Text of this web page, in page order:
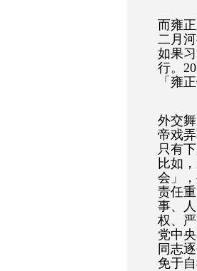
而雍
二月
如果
行。
「雍
外交
帝戏
只有
比如
会」
责任
事、
权、
党中
同志
免于